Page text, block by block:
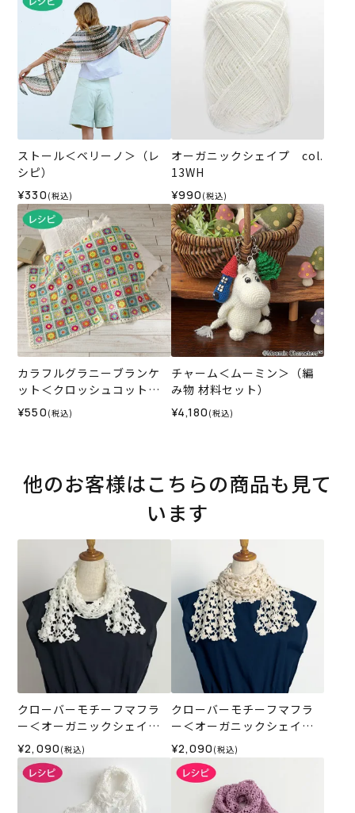
ストール＜ベリーノ＞（レ
シピ）
¥330 (税込)
オーガニックシェイプ col.
13WH
¥990 (税込)
カラフルグラニーブランケ
ット＜クロッシュコットン
＞（レシピ）
¥550 (税込)
チャーム＜ムーミン＞（編
み物 材料セット）
¥4,180 (税込)
他のお客様はこちらの商品も見て
います
クローバーモチーフマフラ
ー＜オーガニックシェイプ1
3WH＞（編み物 材料セッ
ト）
¥2,090 (税込)
クローバーモチーフマフラ
ー＜オーガニックシェイプ1
1IV＞（編み物 材料セット）
¥2,090 (税込)